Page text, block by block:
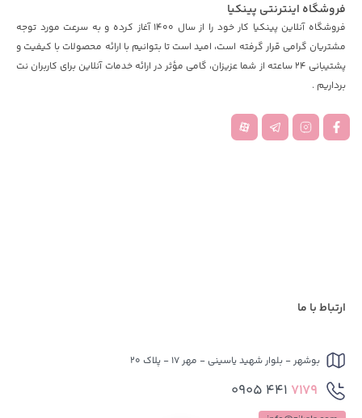
فروشگاه اینترنتی پینکیا
فروشگاه آنلاین پینکیا کار خود را از سال 1400 آغاز کرده و به سرعت مورد توجه
مشتریان گرامی قرار گرفته است، امید است تا بتوانیم با ارائه محصولات با کیفیت و
پشتیبانی 24 ساعته از شما عزیزان، گامی مؤثر در ارائه خدمات آنلاین برای کاربران نت
برداریم .
ارتباط با ما
بوشهر - بلوار شهید یاسینی - مهر 17 - پلاک 20
7179